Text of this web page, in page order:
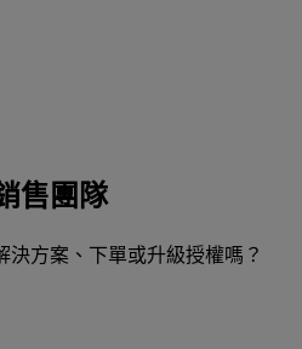
售團隊
決方案、下單或升級授權嗎？